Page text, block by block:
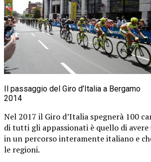
Il passaggio del Giro d’Italia a Bergamo
2014
Nel 2017 il Giro d’Italia spegnerà 100
di tutti gli appassionati è quello di avere
in un percorso interamente italiano e
le regioni.